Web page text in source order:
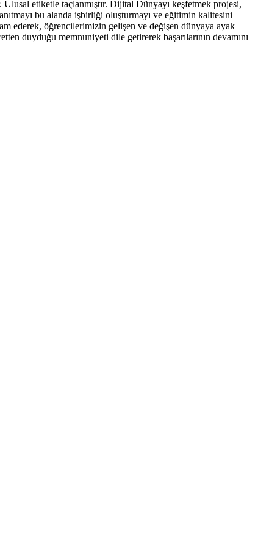
etiketle taçlanmıştır. Dijital Dünyayı keşfetmek projesi,
bu alanda işbirliği oluşturmayı ve eğitimin kalitesini
ederek, öğrencilerimizin gelişen ve değişen dünyaya ayak
duyduğu memnuniyeti dile getirerek başarılarının devamını